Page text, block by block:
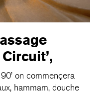
on commençera
hammam, douche